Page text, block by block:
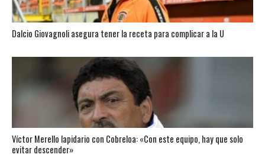
Dalcio Giovagnoli asegura tener la receta para complicar a la U
Víctor Merello lapidario con Cobreloa: «Con este equipo, hay que solo
evitar descender»